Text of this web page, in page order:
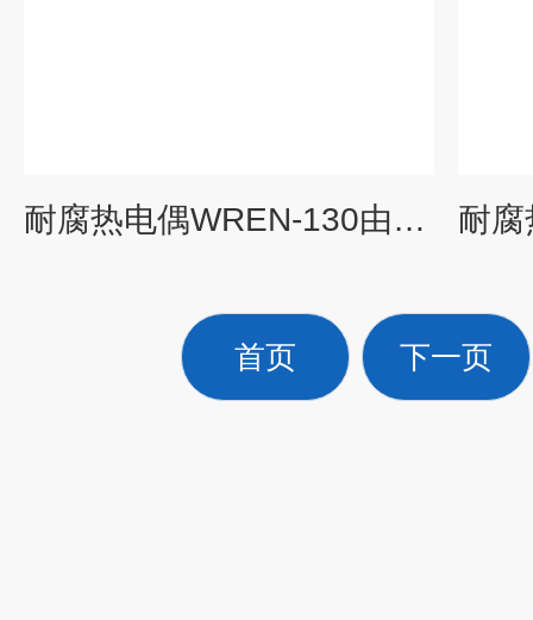
耐腐热电偶WREN-130由上海自动化仪表三厂专业供应
首页 下一页